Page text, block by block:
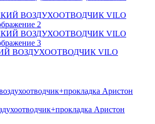
ВОЗДУХООТВОДЧИК VILO
Аристон